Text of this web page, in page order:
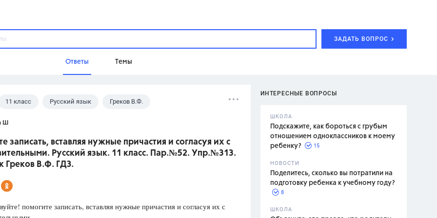
ЗАДАТЬ ВОПРОС
Ответы Темы
Домашнее задание
Школа
Разумовская М.М.,Габриелян О.С.,
ИНТЕРЕСНЫЕ ВОПРОСЫ
ШКОЛА
Подскажите, как бороться с грубым
отношением одноклассников к моему
ребенку?
15
НОВОСТИ
Поделитесь, сколько вы потратили на
подготовку ребенка к учебному году?
8
ШКОЛА
11 класс Русский язык Греков В.Ф.
Ш
записать, вставляя нужные причастия и согласуя их с
Русский язык. 11 класс. Пар.№52. Упр.№313.
Греков В.Ф. ГДЗ.
помогите записать, вставляя нужные причастия и согласуя их с